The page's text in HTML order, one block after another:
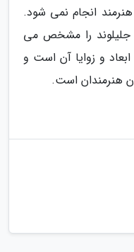
انجام نمی شود.
جلیلوند را مشخص می
و زوایا آن است و
هنرمندان است.